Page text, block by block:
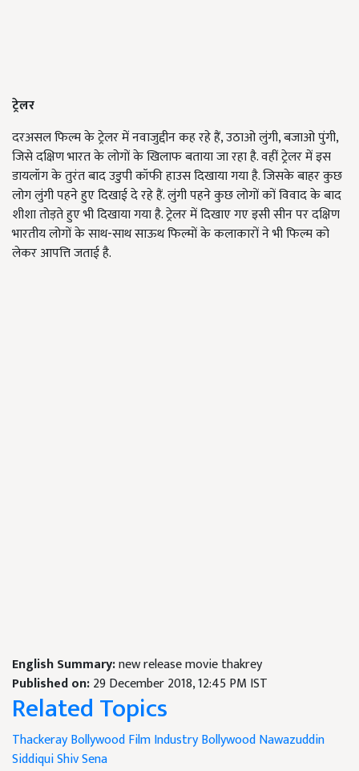
ट्रेलर
दरअसल फिल्म के ट्रेलर में नवाजुद्दीन कह रहे हैं, उठाओ लुंगी, बजाओ पुंगी,
जिसे दक्षिण भारत के लोगों के खिलाफ बताया जा रहा है. वहीं ट्रेलर में इस
डायलॉग के तुरंत बाद उडुपी कॉफी हाउस दिखाया गया है. जिसके बाहर कुछ
लोग लुंगी पहने हुए दिखाई दे रहे हैं. लुंगी पहने कुछ लोगों कों विवाद के बाद
शीशा तोड़ते हुए भी दिखाया गया है. ट्रेलर में दिखाए गए इसी सीन पर दक्षिण
भारतीय लोगों के साथ-साथ साऊथ फिल्मों के कलाकारों ने भी फिल्म को
लेकर आपत्ति जताई है.
English Summary:new release movie thakrey
Published on:29 December 2018, 12:45 PM IST
Related Topics
ThackerayBollywood Film IndustryBollywoodNawazuddin
SiddiquiShiv Sena